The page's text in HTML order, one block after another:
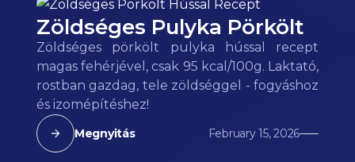
Zöldséges Pulyka Pörkölt
Zöldséges pörkölt pulyka hússal recept
magas fehérjével, csak 95 kcal/100g. Laktató,
rostban gazdag, tele zöldséggel - fogyáshoz
és izomépítéshez!
Megnyitás February 15, 2026